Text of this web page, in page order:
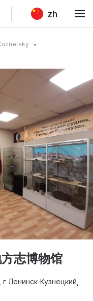
zh
志博物馆
Ленинск-Кузнецкий,